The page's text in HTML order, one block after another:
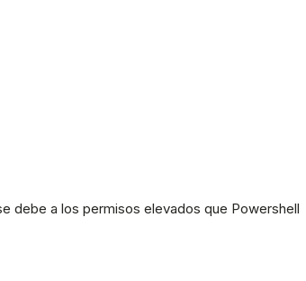
debe a los permisos elevados que Powershell